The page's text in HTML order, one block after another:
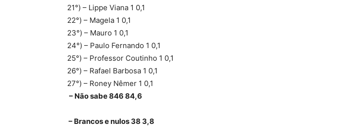
21°) – Lippe Viana 1 0,1
22°) – Magela 1 0,1
23°) – Mauro 1 0,1
24°) – Paulo Fernando 1 0,1
25°) – Professor Coutinho 1 0,1
26°) – Rafael Barbosa 1 0,1
27°) – Roney Nêmer 1 0,1
– Não sabe 846 84,6
– Brancos e nulos 38 3,8